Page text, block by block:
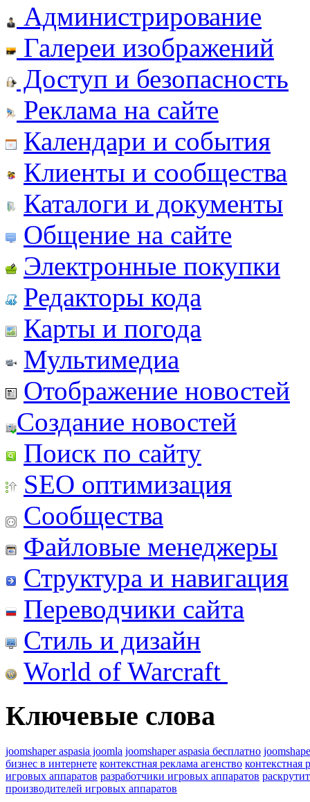
Администрирование
Галереи изображений
Доступ и безопасность
Реклама на сайте
Календари и события
Клиенты и сообщества
Каталоги и документы
Общение на сайте
Электронные покупки
Редакторы кода
Карты и погода
Мультимедиа
Отображение новостей
Создание новостей
Поиск по сайту
SEO оптимизация
Сообщества
Файловые менеджеры
Структура и навигация
Переводчики сайта
Стиль и дизайн
World of Warcraft
Ключевые слова
joomshaper aspasia joomla joomshaper aspasia бесплатно
бизнес в интернете контекстная реклама агенство контекстная
игровых аппаратов разработчики игровых аппаратов
производителей игровых аппаратов